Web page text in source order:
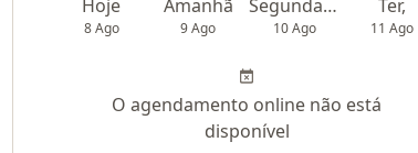
Hoje
8 Ago
Amanhã
9 Ago
Segunda-feira
10 Ago
Ter,
11 Ago
O agendamento online não está
disponível